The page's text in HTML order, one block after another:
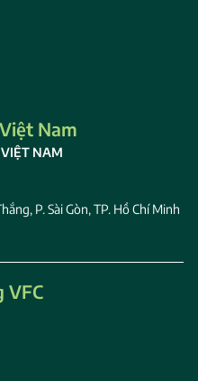
Nam
VIỆT NAM
P. Sài Gòn, TP. Hồ Chí Minh
VFC